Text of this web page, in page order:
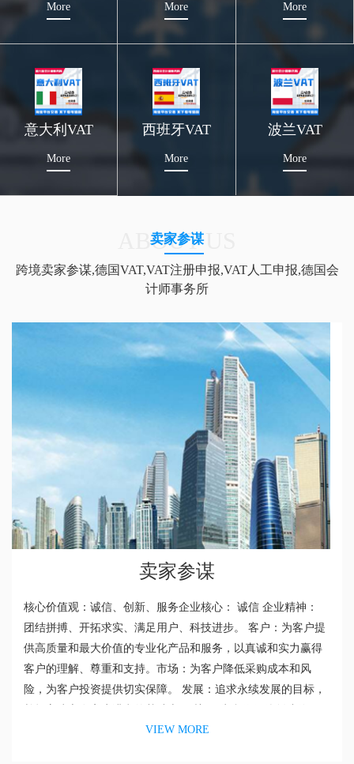
More More More
意大利VAT
More
西班牙VAT
More
波兰VAT
More
ABOUT US
卖家参谋
跨境卖家参谋,德国VAT,VAT注册申报,VAT人工申报,德国会
计师事务所
卖家参谋
核心价值观：诚信、创新、服务企业核心： 诚信 企业精神：
团结拼搏、开拓求实、满足用户、科技进步。 客户：为客户提
供高质量和最大价值的专业化产品和服务，以真诚和实力赢得
客户的理解、尊重和支持。市场：为客户降低采购成本和风
险，为客户投资提供切实保障。 发展：追求永续发展的目标，
值”公司认为客户、供应商、公司股东、公司员工等一切和自身
VIEW MORE